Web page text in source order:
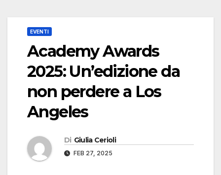
EVENTI
Academy Awards
2025: Un’edizione da
non perdere a Los
Angeles
Di Giulia Cerioli
FEB 27, 2025